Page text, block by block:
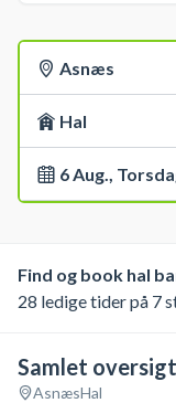
Asnæs
Hal
6 Aug.,
Find og book hal
28 ledige tider på 7
Samlet oversigt
AsnæsHal